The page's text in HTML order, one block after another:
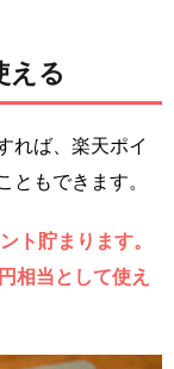
える
れば、楽天ポイ
ともできます。
ト貯まります。
相当として使え